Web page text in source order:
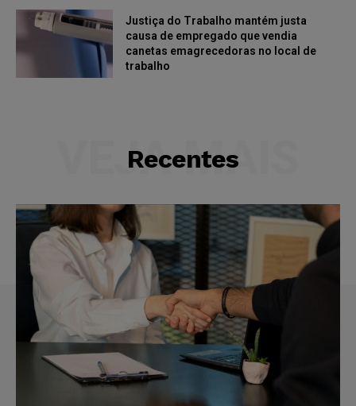
Justiça do Trabalho mantém justa
causa de empregado que vendia
canetas emagrecedoras no local de
trabalho
Recentes
VEJA MAIS